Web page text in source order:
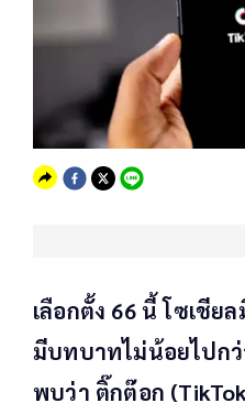
เลือกตั้ง 66 นี้ โซเชีย
มีบทบาทไม่น้อยไปกว่
พบว่า ติ๊กต๊อก